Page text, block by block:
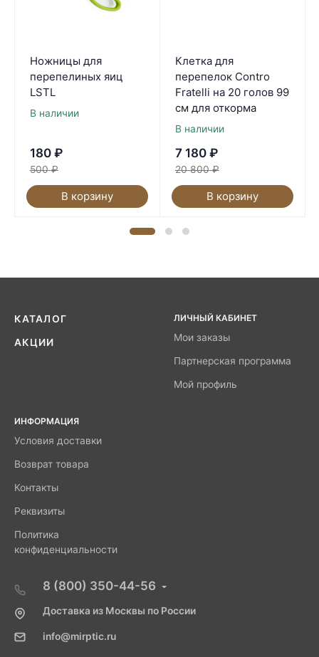
Ножницы для
перепелиных яиц
LSTL
В наличии
180 ₽
500 ₽
В корзину
Клетка для
перепелок Contro
Fratelli на 20 голов 99
см для откорма
В наличии
7 180 ₽
20 800 ₽
В корзину
КАТАЛОГ
АКЦИИ
ЛИЧНЫЙ КАБИНЕТ
Мои заказы
Партнерская программа
Мой профиль
ИНФОРМАЦИЯ
Условия доставки
Возврат товара
Контакты
Реквизиты
Политика
конфиденциальности
8 (800) 350-44-56
Доставка из Москвы по России
info@mirptic.ru